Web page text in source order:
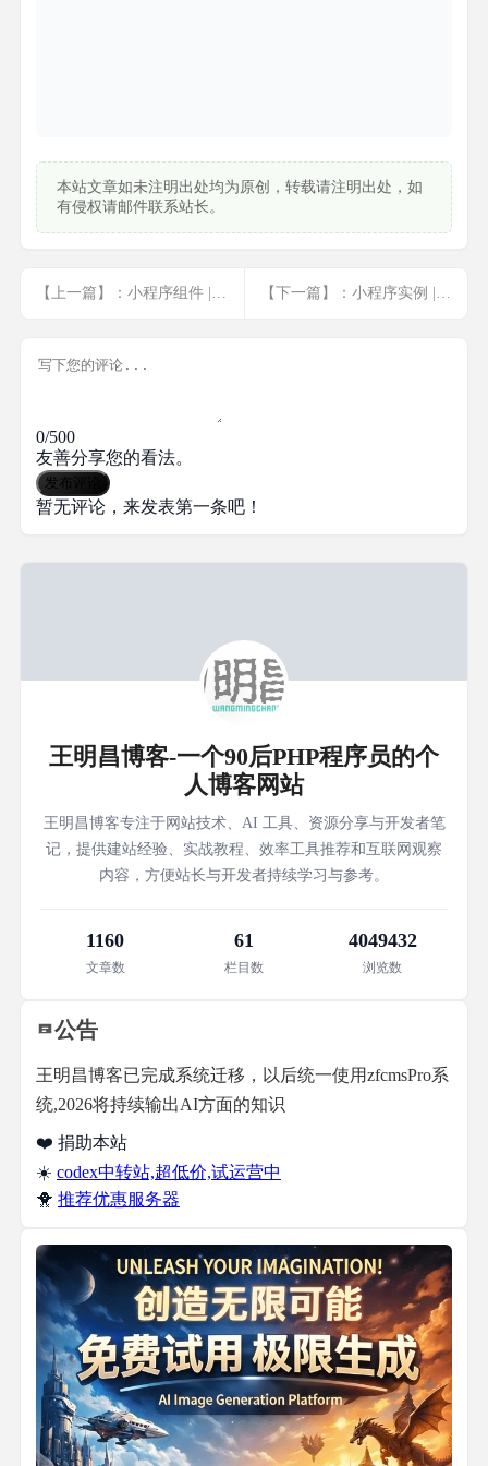
本站文章如未注明出处均为原创，转载请注明出处，如
有侵权请邮件联系站长。
【上一篇】：小程序组件 | 右下角弹出菜单 【下一篇】：小程序实例 | 加载样式
0/500
友善分享您的看法。
发布评论
暂无评论，来发表第一条吧！
王明昌博客-一个90后PHP程序员的个
人博客网站
王明昌博客专注于网站技术、AI 工具、资源分享与开发者笔
记，提供建站经验、实战教程、效率工具推荐和互联网观察
内容，方便站长与开发者持续学习与参考。
1160
文章数
61
栏目数
4049432
浏览数
公告
王明昌博客已完成系统迁移，以后统一使用zfcmsPro系
统,2026将持续输出AI方面的知识
❤️ 捐助本站
☀️ codex中转站,超低价,试运营中
🐥 推荐优惠服务器